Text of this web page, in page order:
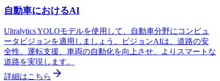
自動車におけるAI
Ultralytics YOLOモデルを使用して、自動車分野にコンピュ
ータビジョンを適用しましょう。ビジョンAIは、道路の安
全性、運転支援、車両の自動化を向上させ、よりスマートな
道路を実現します。
詳細はこちら